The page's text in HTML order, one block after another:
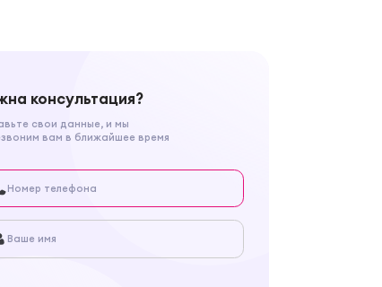
консультация?
свои данные, и мы
вам в ближайшее время